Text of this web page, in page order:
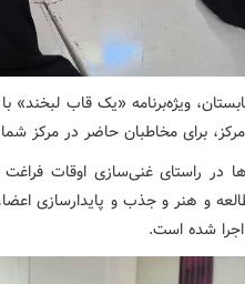
ویژه‌برنامه «یک قاب لبخند»
مخاطبان حاضر در مرکز شماره ۳ کرمانشاه اجرا
در راستای غنی‌سازی اوقات
و هنر و جذب و پایدارسازی
شده است.